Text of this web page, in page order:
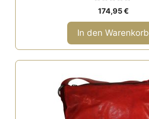
o
n
5
174,95€
In den Warenkorb